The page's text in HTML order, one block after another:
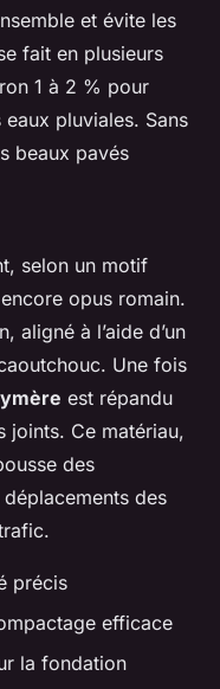
et évite les
fait en plusieurs
1 à 2 % pour
pluviales. Sans
beaux pavés
selon un motif
opus romain.
aligné à l’aide d’un
Une fois
est répandu
joints. Ce matériau,
des
des
précis
efficace
la fondation